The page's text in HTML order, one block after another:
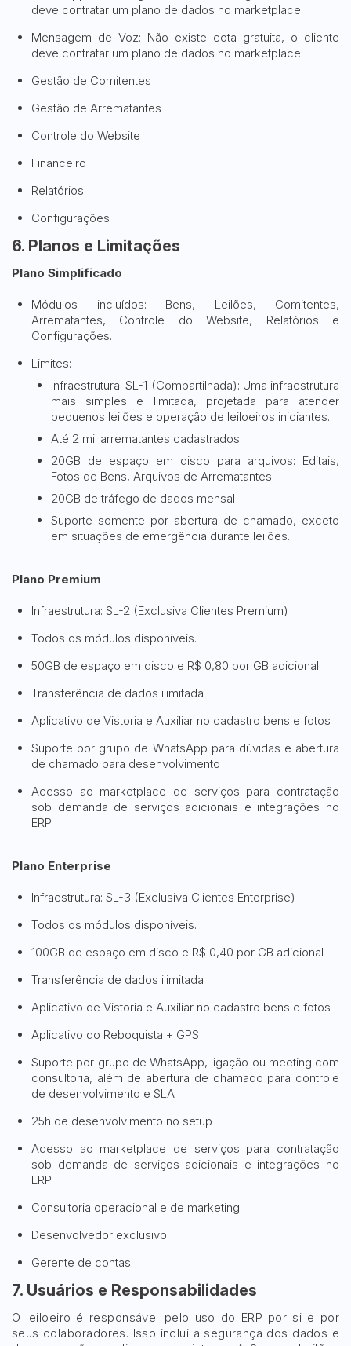
deve contratar um plano de dados no marketplace.
Mensagem de Voz: Não existe cota gratuita, o cliente
deve contratar um plano de dados no marketplace.
Gestão de Comitentes
Gestão de Arrematantes
Controle do Website
Financeiro
Relatórios
Configurações
6. Planos e Limitações
Plano Simplificado
Módulos incluídos: Bens, Leilões, Comitentes,
Arrematantes, Controle do Website, Relatórios e
Configurações.
Limites:
Infraestrutura: SL-1 (Compartilhada): Uma infraestrutura
mais simples e limitada, projetada para atender
pequenos leilões e operação de leiloeiros iniciantes.
Até 2 mil arrematantes cadastrados
20GB de espaço em disco para arquivos: Editais,
Fotos de Bens, Arquivos de Arrematantes
20GB de tráfego de dados mensal
Suporte somente por abertura de chamado, exceto
em situações de emergência durante leilões.
Plano Premium
Infraestrutura: SL-2 (Exclusiva Clientes Premium)
Todos os módulos disponíveis.
50GB de espaço em disco e R$ 0,80 por GB adicional
Transferência de dados ilimitada
Aplicativo de Vistoria e Auxiliar no cadastro bens e fotos
Suporte por grupo de WhatsApp para dúvidas e abertura
de chamado para desenvolvimento
Acesso ao marketplace de serviços para contratação
sob demanda de serviços adicionais e integrações no
ERP
Plano Enterprise
Infraestrutura: SL-3 (Exclusiva Clientes Enterprise)
Todos os módulos disponíveis.
100GB de espaço em disco e R$ 0,40 por GB adicional
Transferência de dados ilimitada
Aplicativo de Vistoria e Auxiliar no cadastro bens e fotos
Aplicativo do Reboquista + GPS
Suporte por grupo de WhatsApp, ligação ou meeting com
consultoria, além de abertura de chamado para controle
de desenvolvimento e SLA
25h de desenvolvimento no setup
Acesso ao marketplace de serviços para contratação
sob demanda de serviços adicionais e integrações no
ERP
Consultoria operacional e de marketing
Desenvolvedor exclusivo
Gerente de contas
7. Usuários e Responsabilidades
O leiloeiro é responsável pelo uso do ERP por si e por
seus colaboradores. Isso inclui a segurança dos dados e